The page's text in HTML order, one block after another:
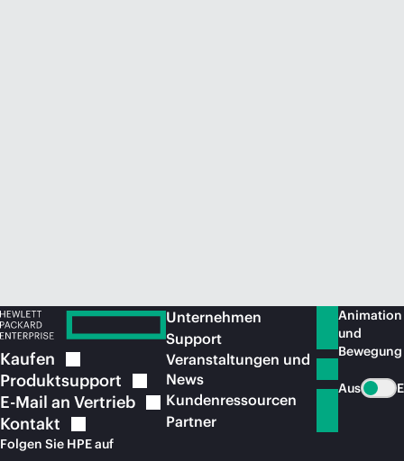
Kaufen
Produktsupport
E-Mail an Vertrieb
Kontakt
Folgen Sie HPE auf
Unternehmen
Support
Veranstaltungen und
News
Kundenressourcen
Partner
Animation
und
Bewegung
Aus